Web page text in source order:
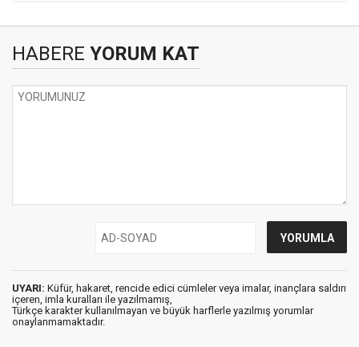
HABERE YORUM KAT
UYARI: Küfür, hakaret, rencide edici cümleler veya imalar, inançlara saldırı
içeren, imla kuralları ile yazılmamış,
Türkçe karakter kullanılmayan ve büyük harflerle yazılmış yorumlar
onaylanmamaktadır.